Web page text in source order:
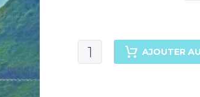
quantité
de
AJOUTER